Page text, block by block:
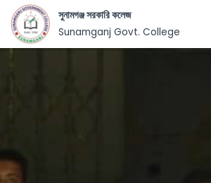
সুনামগঞ্জ সরকারি কলেজ
Sunamganj Govt. College